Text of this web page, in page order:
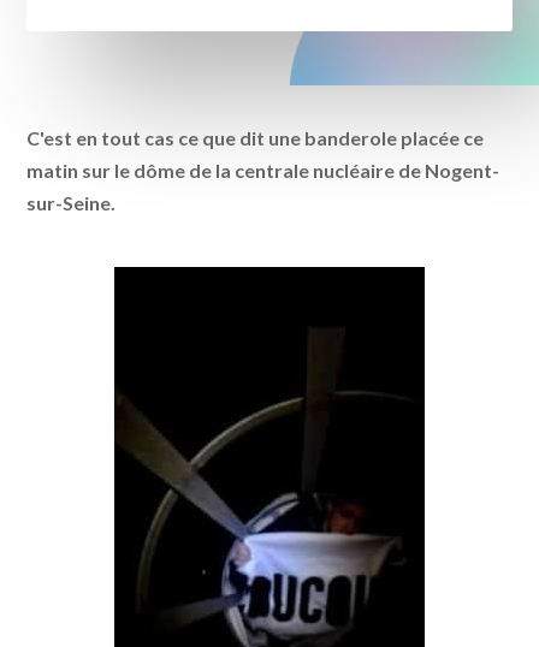
C'est en tout cas ce que dit une banderole placée ce
matin sur le dôme de la centrale nucléaire de Nogent-
sur-Seine.